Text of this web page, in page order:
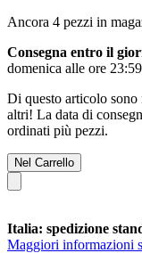
Ancora 4 pezzi in
Consegna entro il
domenica alle ore 23:59
Di questo articolo sono
altri! La data di
ordinati più pezzi.
Nel Carrello
Italia: spedizione
Maggiori informazioni